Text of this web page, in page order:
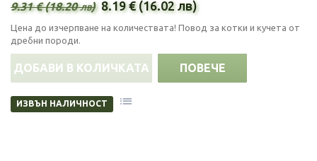
9.31 € (18.20 лв) 8.19 € (16.02 лв)
Цена до изчерпване на количествата! Повод за котки и кучета от
дребни породи.
ДОБАВИ В КОЛИЧКАТА ПОВЕЧЕ
ИЗВЪН НАЛИЧНОСТ